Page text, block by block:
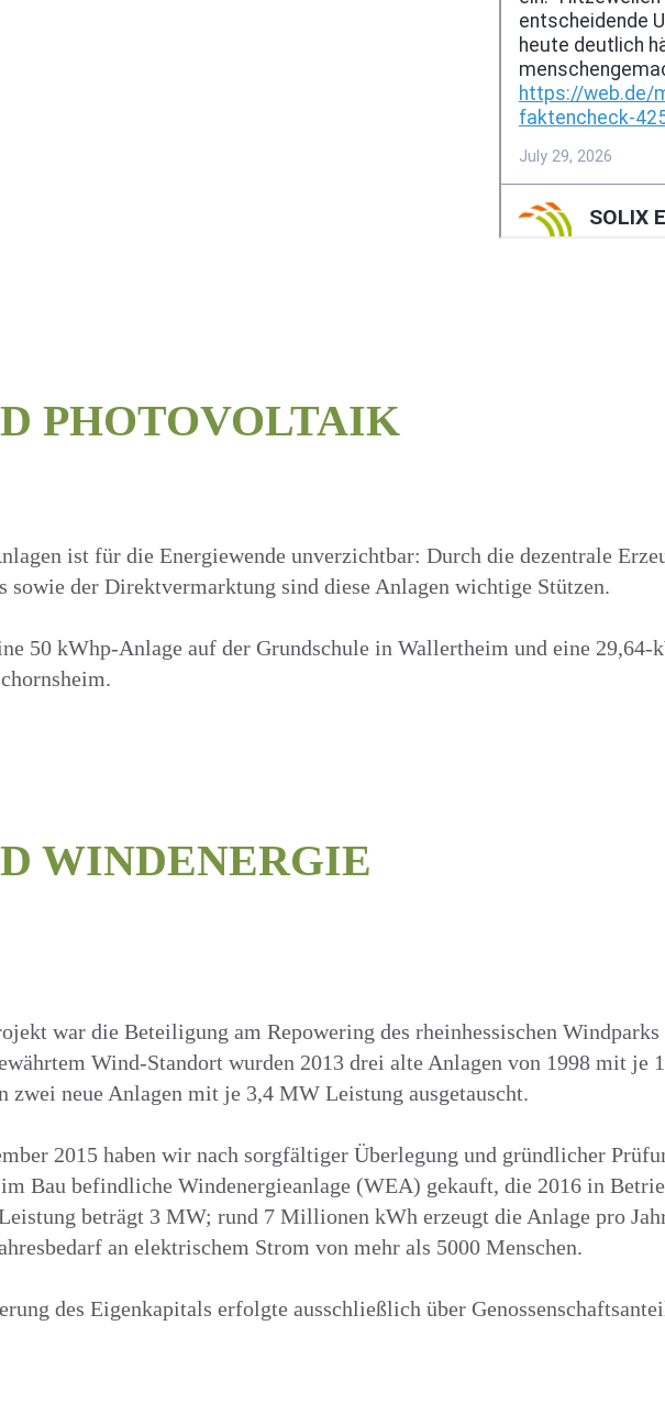
PHOTOVOLTAIK
ist für die Energiewende unverzichtbar: Durch die dezentrale
sowie der Direktvermarktung sind diese Anlagen wichtige Stützen.
50 kWhp-Anlage auf der Grundschule in Wallertheim und eine 29,64-
WINDENERGIE
war die Beteiligung am Repowering des rheinhessischen
Wind-Standort wurden 2013 drei alte Anlagen von 1998 mit je
zwei neue Anlagen mit je 3,4 MW Leistung ausgetauscht.
2015 haben wir nach sorgfältiger Überlegung und gründlicher
Bau befindliche Windenergieanlage (WEA) gekauft, die 2016 in
beträgt 3 MW; rund 7 Millionen kWh erzeugt die Anlage pro
an elektrischem Strom von mehr als 5000 Menschen.
des Eigenkapitals erfolgte ausschließlich über